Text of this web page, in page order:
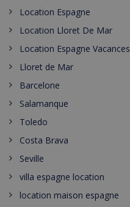
Location Espagne
Location Lloret De Mar
Location Espagne Vacances
Lloret de Mar
Barcelone
Salamanque
Toledo
Costa Brava
Seville
villa espagne location
location maison espagne